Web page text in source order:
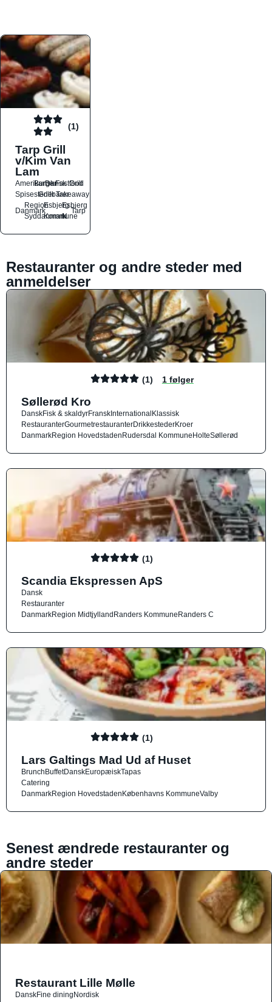
(1)
Tarp Grill
v/Kim Van
Lam
Amerikansk
BurgerDanskFastfood
Grill
SpisestederGrillbarerTakeaway
Danmark
Region
Syddanmark
Esbjerg
Kommune
Esbjerg
N
Tarp
Restauranter og andre steder med
anmeldelser
(1) 1 følger
Søllerød Kro
DanskFisk & skaldyrFranskInternationalKlassisk
RestauranterGourmetrestauranterDrikkestederKroer
DanmarkRegion HovedstadenRudersdal KommuneHolteSøllerød
(1)
Scandia Ekspressen ApS
Dansk
Restauranter
DanmarkRegion MidtjyllandRanders KommuneRanders C
(1)
Lars Galtings Mad Ud af Huset
BrunchBuffetDanskEuropæiskTapas
Catering
DanmarkRegion HovedstadenKøbenhavns KommuneValby
Senest ændrede restauranter og
andre steder
Restaurant Lille Mølle
DanskFine diningNordisk